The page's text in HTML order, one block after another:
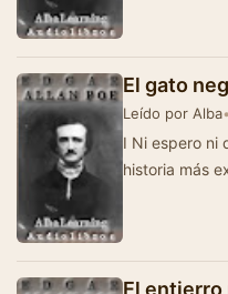
El gato
Leído por Alba•
I Ni espero ni
historia más